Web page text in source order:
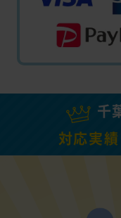
千
対応実績